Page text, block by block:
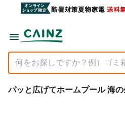
パッと広げてホームプール 海